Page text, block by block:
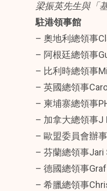
梁振英先生與「
駐港領事館
– 奧地利總領事
– 阿根廷總領事
– 比利時總領事
– 英國總領事
– 柬埔寨總領事
– 加拿大總領事J
– 歐盟委員會辦
– 芬蘭總領事Jari
– 德國總領事Graf
– 希臘總領事